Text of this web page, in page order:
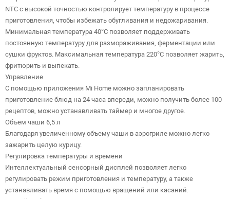
NTC с высокой точностью контролирует температуру в процессе
приготовления, чтобы избежать обугливания и недожаривания.
Минимальная температура 40°C позволяет поддерживать
постоянную температуру для размораживания, ферментации или
сушки фруктов. Максимальная температура 220°C позволяет жарить,
фритюрить и выпекать.
Управление
С помощью приложения Mi Home можно запланировать
приготовление блюд на 24 часа впереди, можно получить более 100
рецептов, можно устанавливать таймер и многое другое.
Объем чаши 6,5 л
Благодаря увеличенному объему чаши в аэрогриле можно легко
зажарить целую курицу.
Регулировка температуры и времени
Интеллектуальный сенсорный дисплей позволяет легко
регулировать режим приготовления и температуру, а также
устанавливать время с помощью вращений или касаний.